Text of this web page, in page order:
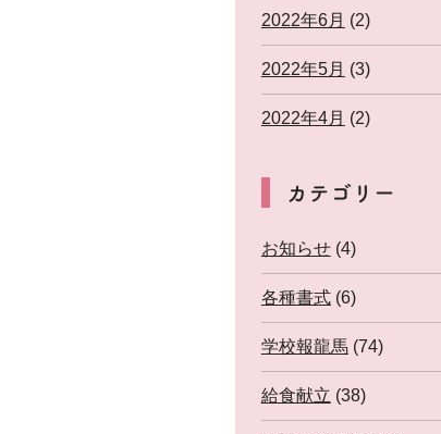
2022年6月 (2)
2022年5月 (3)
2022年4月 (2)
カテゴリー
お知らせ(4)
各種書式(6)
学校報龍馬(74)
給食献立 (38)